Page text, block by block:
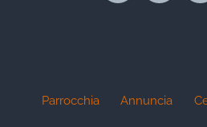
Parrocchia Annuncia